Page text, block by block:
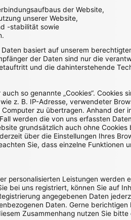
der Website,
unserer Website,
-stabilität sowie
basiert auf unserem
der Daten sind nur die
und die dahinterstehende
so genannte „Cookies“.
z. B. IP-Adresse, verwendeter
zu übertragen. Anhand
werden die von uns erfassten
grundsätzlich auch ohne
über die Einstellungen Ihres
Sie, dass einzelne
personalisierten Leistungen
bei uns registriert, können Sie auf
angegebenen Daten
Daten. Gerne
Zusammenhang nutzen Sie